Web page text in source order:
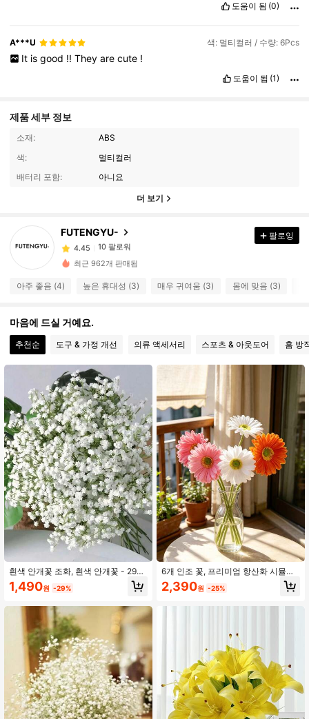
도움이 됨 (0)
A***U 색: 멀티컬러 / 수량: 6Pcs
It is good !! They are cute !
도움이 됨 (1)
제품 세부 정보
소재:
ABS
색:
멀티컬러
배터리 포함:
아니요
더 보기
FUTENGYU-
4.45
4.45 10 팔로워
4.45 10 팔로워
4.45 10 팔로워
팔로잉
최근 962개 판매됨
아주 좋음 (4) 높은 휴대성 (3) 매우 귀여움 (3) 몸에 맞음 (3)
마음에 드실 거예요.
추천순 도구 & 가정 개선 의류 액세서리 스포츠 & 아웃도어 홈 방
흰색 안개꽃 조화, 흰색 안개꽃 - 29c
m - 플라스틱 소재, 인공 흰색 가짜 꽃,
대량 가짜 안개꽃 부케, 가정 장식, 탁
파티 장식, 가정 야외 정원 장식, 결혼
식, 파티, 방 장식에 적합
1,490원 -29%
6개 인조 꽃, 프리미엄 항산화 시뮬레
이션 거베라, 리얼 터치 꽃꽂이, 방 장
식, 집 장식, 침실 장식, 결혼식 장식,
2,390원 -25%